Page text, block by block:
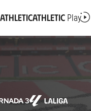
Athletic Play
3